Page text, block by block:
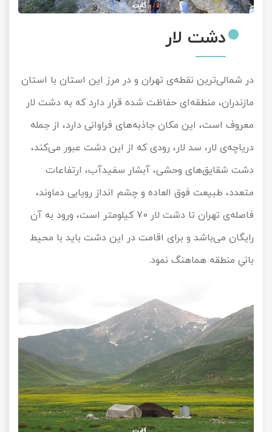
دشت لار
در شمالی‌ترین نقطه‌ی تهران و در مرز این استان با استان
مازندران، منطقه‌ای حفاظت شده قرار دارد که به دشت لار
معروف است، این مکان جاذبه‌های فراوانی دارد، از جمله
دریاچه‌ی لار، سد لار، رودی که از این دشت عبور می‌کند،
دشت شقایق‌های وحشی، آبشار سفیدآب، ارتفاعات
متعدد، طبیعت فوق العاده و چشم انداز رویایی دماوند،
فاصله‌ی تهران تا دشت لار 70 کیلومتر است، ورود به آن
رایگان می‌باشد و برای اقامت در این دشت باید با محیط
بانیِ منطقه هماهنگ نمود.